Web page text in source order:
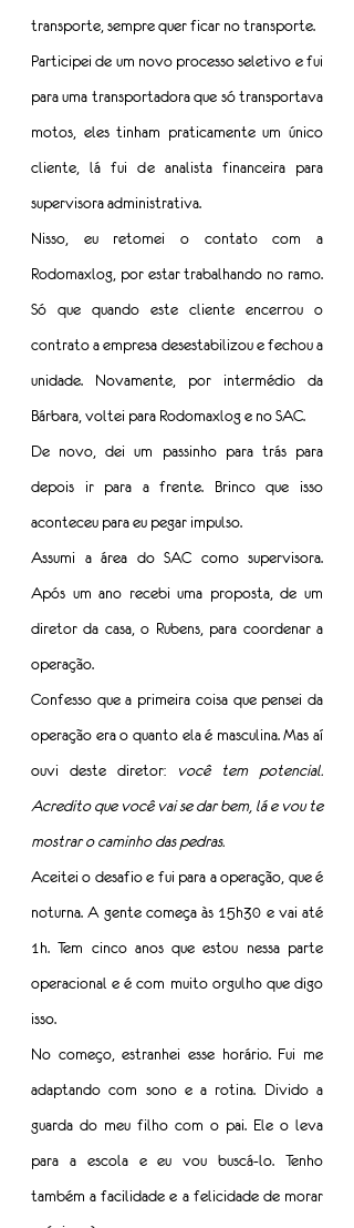
transporte, sempre quer ficar no transporte.
Participei de um novo processo seletivo e fui
para uma transportadora que só transportava
motos, eles tinham praticamente um único
cliente, lá fui de analista financeira para
supervisora administrativa.
Nisso, eu retomei o contato com a
Rodomaxlog, por estar trabalhando no ramo.
Só que quando este cliente encerrou o
contrato a empresa desestabilizou e fechou a
unidade. Novamente, por intermédio da
Bárbara, voltei para Rodomaxlog e no SAC.
De novo, dei um passinho para trás para
depois ir para a frente. Brinco que isso
aconteceu para eu pegar impulso.
Assumi a área do SAC como supervisora.
Após um ano recebi uma proposta, de um
diretor da casa, o Rubens, para coordenar a
operação.
Confesso que a primeira coisa que pensei da
operação era o quanto ela é masculina. Mas aí
ouvi deste diretor:
você tem potencial.
Acredito que você vai se dar bem, lá e vou te
mostrar o caminho das pedras.
Aceitei o desafio e fui para a operação, que é
noturna. A gente começa às 15h30 e vai até
1h. Tem cinco anos que estou nessa parte
operacional e é com muito orgulho que digo
isso.
No começo, estranhei esse horário. Fui me
adaptando com sono e a rotina. Divido a
guarda do meu filho com o pai. Ele o leva
para a escola e eu vou buscá-lo. Tenho
também a facilidade e a felicidade de morar